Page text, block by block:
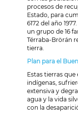
procesos de
Estado, para
6172 del año
un grupo de 16
Térraba-Brörán
tierra.
Plan para el
Estas tierras
indígenas,
extensiva y
agua y la vida
con la